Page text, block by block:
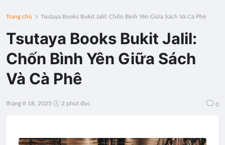
Trang chủ Tsutaya Books Bukit Jalil: Chốn Bình Yên Giữa Sách Và Cà Phê
Tsutaya Books Bukit Jalil:
Chốn Bình Yên Giữa Sách
Và Cà Phê
tháng 8 18, 2025 2 phút đọc 0